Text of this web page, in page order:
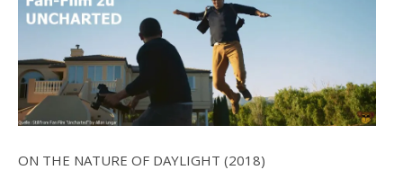
ON THE NATURE OF DAYLIGHT (2018)